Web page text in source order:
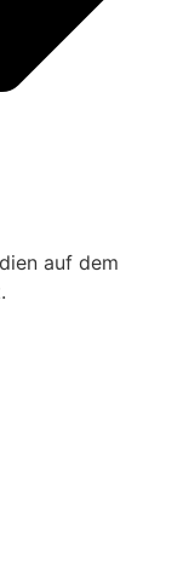
auf dem